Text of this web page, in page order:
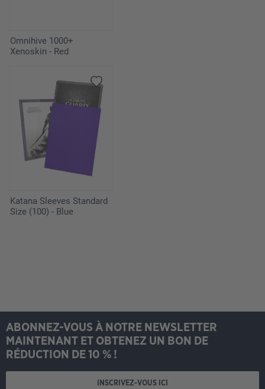
Omnihive 1000+
Xenoskin - Red
Katana Sleeves Standard
Size (100) - Blue
ABONNEZ-VOUS À NOTRE NEWSLETTER
MAINTENANT ET OBTENEZ UN BON DE
RÉDUCTION DE 10 % !
INSCRIVEZ-VOUS ICI